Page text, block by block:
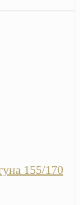
155/170